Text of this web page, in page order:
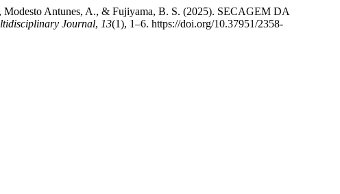
Modesto Antunes, A., & Fujiyama, B. S. (2025). SECAGEM DA
Journal, 13(1), 1–6. https://doi.org/10.37951/2358-